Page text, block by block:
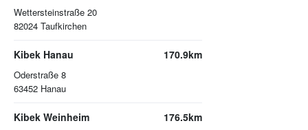
Wettersteinstraße 20
82024 Taufkirchen
Kibek Hanau
Oderstraße 8
63452 Hanau
170.9km
Kibek Weinheim 176.5km